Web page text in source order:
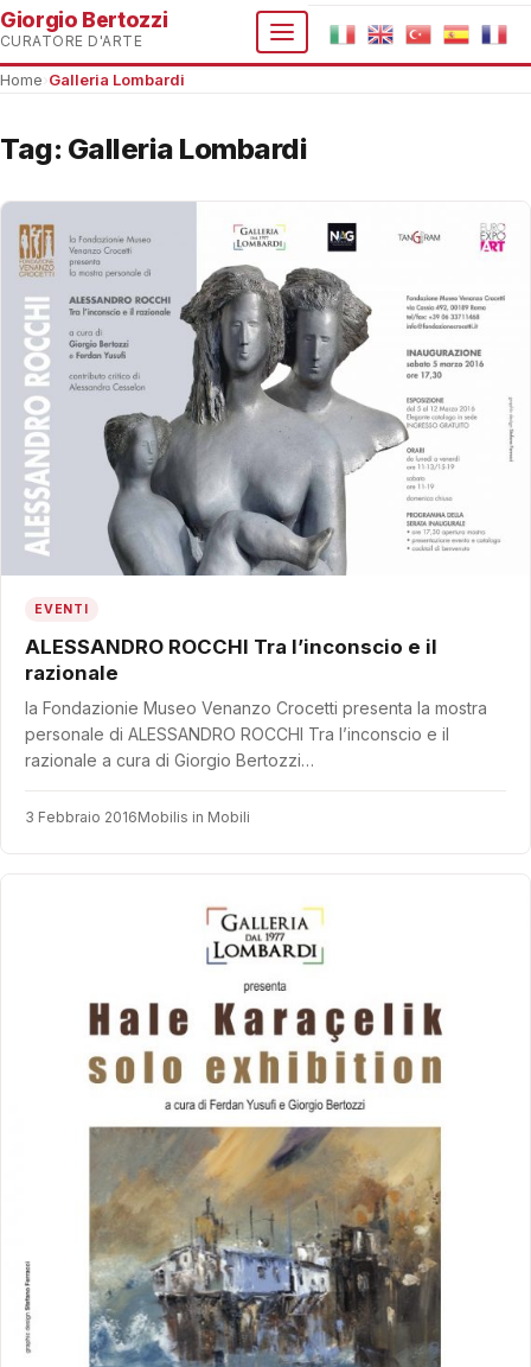
Giorgio Bertozzi
CURATORE D'ARTE
Home Galleria Lombardi
Tag: Galleria Lombardi
EVENTI
ALESSANDRO ROCCHI Tra l’inconscio e il
razionale
la Fondazionie Museo Venanzo Crocetti presenta la mostra
personale di ALESSANDRO ROCCHI Tra l’inconscio e il
razionale a cura di Giorgio Bertozzi…
3 Febbraio 2016Mobilis in Mobili